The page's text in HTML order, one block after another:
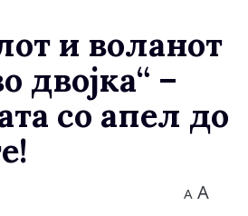
и воланот
двојка“ –
со апел до
A A